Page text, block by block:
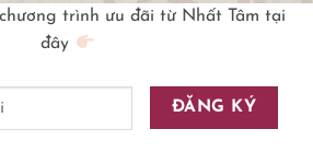
trình ưu đãi từ Nhất Tâm tại
đây